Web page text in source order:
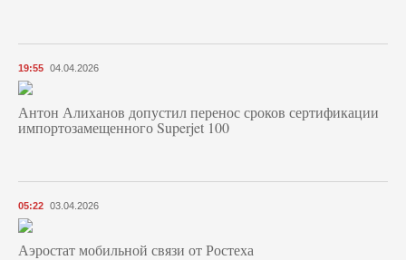
19:55 04.04.2026
Антон Алиханов допустил перенос сроков сертификации
импортозамещенного Superjet 100
05:22 03.04.2026
Аэростат мобильной связи от Ростеха